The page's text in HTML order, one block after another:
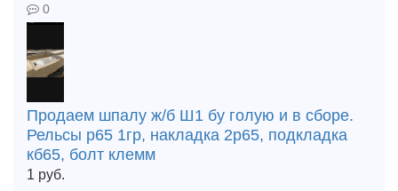
0
Продаем шпалу ж/б Ш1 бу голую и в сборе.
Рельсы р65 1гр, накладка 2р65, подкладка
кб65, болт клемм
1 руб.